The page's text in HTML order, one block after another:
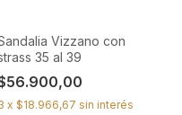
Vizzano con
35 al 39
x $18.966,67 sin interés